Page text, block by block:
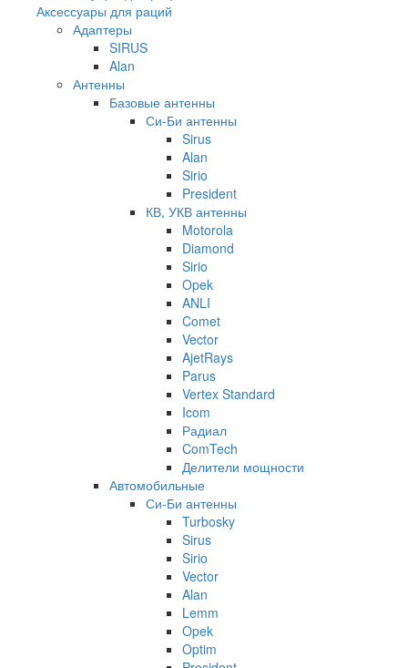
Аксессуары для раций
Адаптеры
SIRUS
Alan
Антенны
Базовые антенны
Си-Би антенны
Sirus
Alan
Sirio
President
КВ, УКВ антенны
Motorola
Diamond
Sirio
Opek
ANLI
Comet
Vector
AjetRays
Parus
Vertex Standard
Icom
Радиал
ComTech
Делители мощности
Автомобильные
Си-Би антенны
Turbosky
Sirus
Sirio
Vector
Alan
Lemm
Opek
Optim